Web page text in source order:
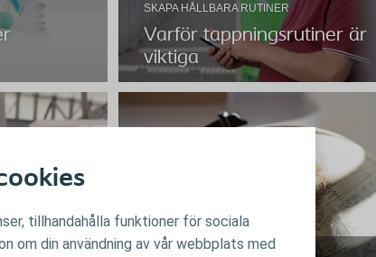
tillhandahålla funktioner för sociala
om din användning av vår webbplats med
har alla unika
med
SKAPA HÅLLBARA RUTINER
Varför tappningsrutiner är
viktiga
Varför tappningsrutiner är viktiga
RESOR